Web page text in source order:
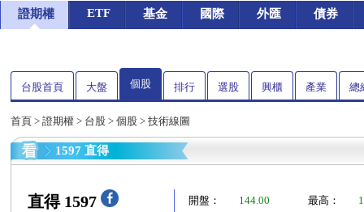
證期權 ETF 基金 國際 外匯 債券
台股首頁 大盤 個股 排行 選股 興櫃 產業 總
首頁 > 證期權 > 台股 > 個股 > 技術線圖
1597 直得
直得 1597 開盤： 144.00 最高：